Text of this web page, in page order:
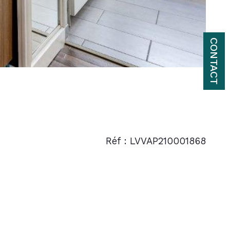
CONTACT
Réf : LVVAP210001868